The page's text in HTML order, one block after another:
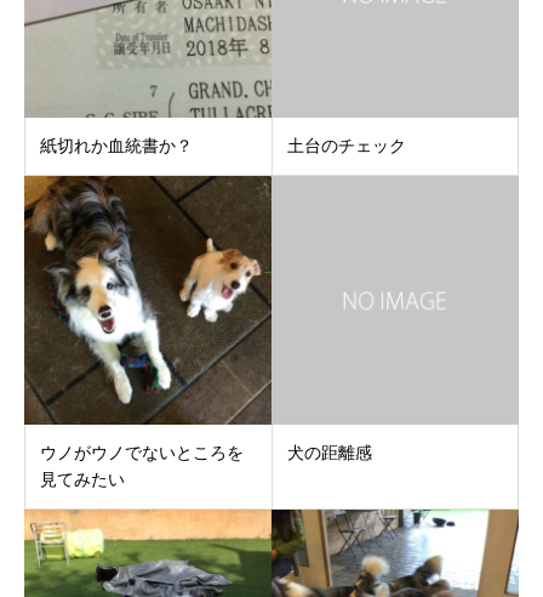
紙切れか血統書か？ 土台のチェック
ウノがウノでないところを
見てみたい
犬の距離感